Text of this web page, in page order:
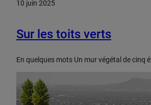
10 juin 2025
Sur les toits verts
En quelques mots Un mur végétal de